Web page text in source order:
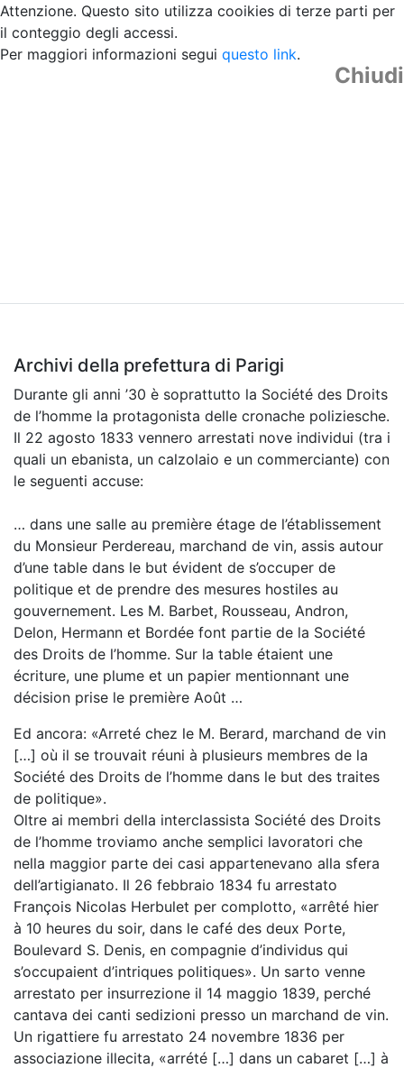
Attenzione. Questo sito utilizza cooikies di terze parti per
il conteggio degli accessi.
Per maggiori informazioni segui questo link.
Chiudi
Archivi della prefettura di Parigi
Durante gli anni ’30 è soprattutto la Société des Droits
de l’homme la protagonista delle cronache poliziesche.
Il 22 agosto 1833 vennero arrestati nove individui (tra i
quali un ebanista, un calzolaio e un commerciante) con
le seguenti accuse:
… dans une salle au première étage de l’établissement
du Monsieur Perdereau, marchand de vin, assis autour
d’une table dans le but évident de s’occuper de
politique et de prendre des mesures hostiles au
gouvernement. Les M. Barbet, Rousseau, Andron,
Delon, Hermann et Bordée font partie de la Société
des Droits de l’homme. Sur la table étaient une
écriture, une plume et un papier mentionnant une
décision prise le première Août …
Ed ancora: «Arreté chez le M. Berard, marchand de vin
[…] où il se trouvait réuni à plusieurs membres de la
Société des Droits de l’homme dans le but des traites
de politique».
Oltre ai membri della interclassista Société des Droits
de l’homme troviamo anche semplici lavoratori che
nella maggior parte dei casi appartenevano alla sfera
dell’artigianato. Il 26 febbraio 1834 fu arrestato
François Nicolas Herbulet per complotto, «arrêté hier
à 10 heures du soir, dans le café des deux Porte,
Boulevard S. Denis, en compagnie d’individus qui
s’occupaient d’intriques politiques». Un sarto venne
arrestato per insurrezione il 14 maggio 1839, perché
cantava dei canti sedizioni presso un marchand de vin.
Un rigattiere fu arrestato 24 novembre 1836 per
associazione illecita, «arrété […] dans un cabaret […] à